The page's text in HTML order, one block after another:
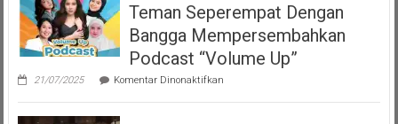
Teman Seperempat Dengan
Bangga Mempersembahkan
Podcast “Volume Up”
21/07/2025 Komentar Dinonaktifkanpada
Seperempat